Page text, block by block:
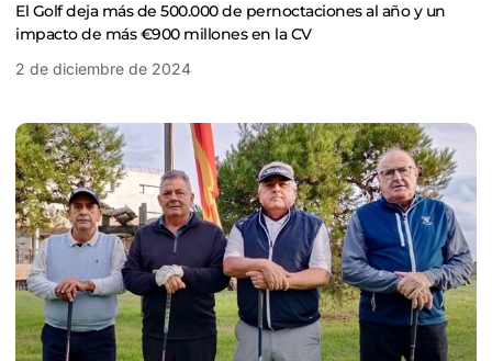
El Golf deja más de 500.000 de pernoctaciones al año y un
impacto de más €900 millones en la CV
2 de diciembre de 2024